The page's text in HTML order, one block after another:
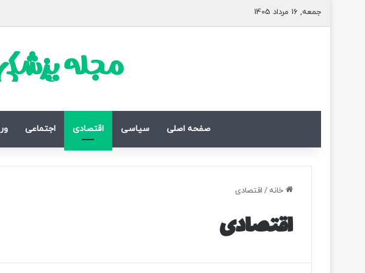
جمعه, 16 مرداد 1405
مجله
صفحه اصلی سیاسی اقتصادی اجتماعی
خانه / اقتصادی
اقتصادی